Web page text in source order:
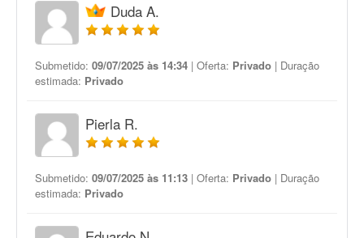
Duda A.
Submetido: 09/07/2025 às 14:34 | Oferta: Privado | Duração
estimada: Privado
Pierla R.
Submetido: 09/07/2025 às 11:13 | Oferta: Privado | Duração
estimada: Privado